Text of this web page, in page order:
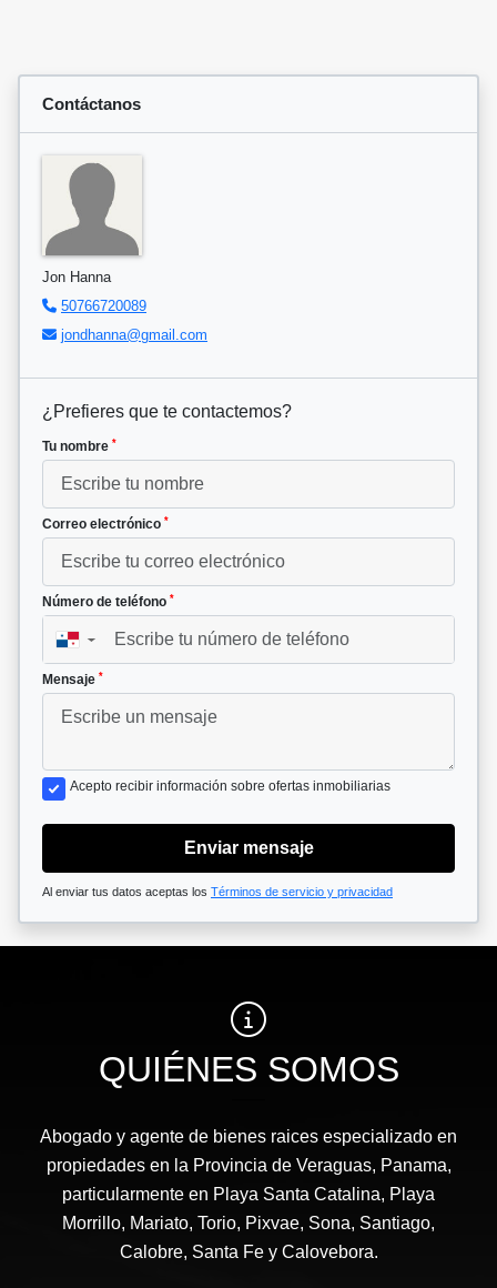
Contáctanos
Jon Hanna
50766720089
jondhanna@gmail.com
¿Prefieres que te contactemos?
Tu nombre *
Correo electrónico *
Número de teléfono *
▼
Mensaje *
Acepto recibir información sobre ofertas inmobiliarias
Enviar mensaje
Al enviar tus datos aceptas los Términos de servicio y privacidad
QUIÉNES SOMOS
Abogado y agente de bienes raices especializado en
propiedades en la Provincia de Veraguas, Panama,
particularmente en Playa Santa Catalina, Playa
Morrillo, Mariato, Torio, Pixvae, Sona, Santiago,
Calobre, Santa Fe y Calovebora.